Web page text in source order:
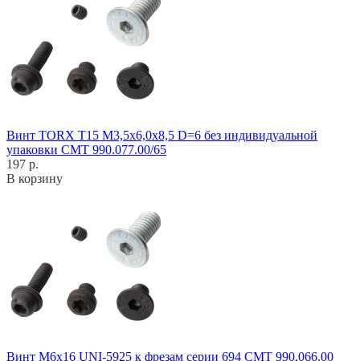
Винт TORX T15 M3,5x6,0x8,5 D=6 без индивидуальной
упаковки CMT 990.077.00/65
197 р.
В корзину
Винт M6x16 UNI-5925 к фрезам серии 694 CMT 990.066.00